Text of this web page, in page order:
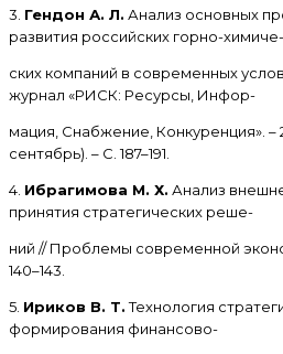
3. Гендон А. Л. Анализ основных
развития российских горно-химиче-
ских компаний в современных
журнал «РИСК: Ресурсы, Инфор-
мация, Снабжение, Конкуренция». –
сентябрь). – С. 187–191.
4. Ибрагимова М. Х. Анализ
принятия стратегических реше-
ний // Проблемы современной
140–143.
5. Ириков В. Т.Технология
формирования финансово-